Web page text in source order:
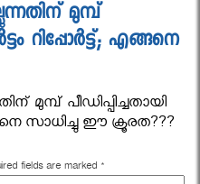
മുമ്പ്
റിപ്പോര്‍ട്ട്; എങ്ങനെ
മുമ്പ് പീഡിപ്പിച്ചതായി
സാധിച്ചു ഈ ക്രൂരത???
fields are marked *